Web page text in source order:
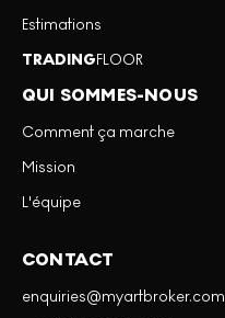
Estimations
TRADINGFLOOR
QUI SOMMES-NOUS
Comment ça marche
Mission
L'équipe
CONTACT
enquiries@myartbroker.com